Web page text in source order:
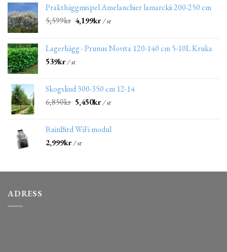
Prakthäggmispel Amelanchier lamarckii 200-250 cm
5,599kr 4,199kr/ st
Lagerhägg - Prunus Novita 120-140 cm 5-10L Kruka
539kr/ st
Skogslind 300-350 cm 12-14
6,850kr 5,450kr/ st
RainBird WiFi modul
2,999kr/ st
ADRESS